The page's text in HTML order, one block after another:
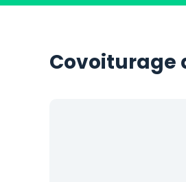
Covoiturage